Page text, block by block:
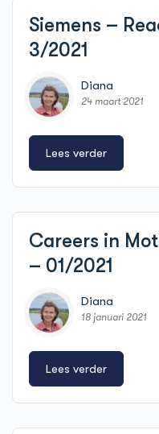
Siemens –
3/2021
Diana
24 maart 2021
Lees verder
Careers in
– 01/2021
Diana
18 januari 2021
Lees verder